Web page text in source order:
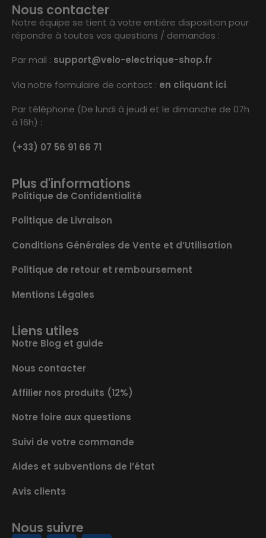
Nous contacter
Notre équipe se tient à votre entière disposition pour
répondre à toutes vos questions / demandes :
Par mail : support@velo-electrique-shop.fr
Via notre formulaire de contact : en cliquant ici.
Par téléphone (De lundi à jeudi et le dimanche de 07h
à 16h) :
(+33) 07 56 91 66 71
Plus d'informations
Politique de Confidentialité
Politique de Livraison
Conditions Générales de Vente et d’Utilisation
Politique de retour et remboursement
Mentions Légales
Liens utiles
Notre Blog et guide
Nous contacter
Affilier nos produits (12%)
Notre foire aux questions
Suivi de votre commande
Aides et subventions de l’état
Avis clients
Nous suivre